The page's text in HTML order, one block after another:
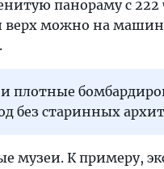
панораму с
верх можно на
и плотные
без старинных
музеи. К примеру,